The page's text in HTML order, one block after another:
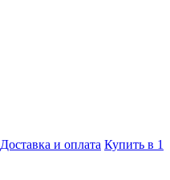
Доставка и оплата Купить в 1